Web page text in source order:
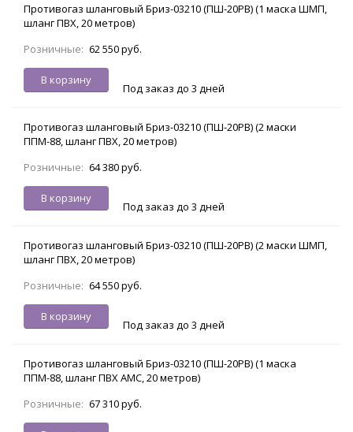
Противогаз шланговый Бриз-03210 (ПШ-20РВ) (1 маска ШМП,
шланг ПВХ, 20 метров)
Розничные: 62 550 руб.
В корзину
Под заказ до 3 дней
Противогаз шланговый Бриз-03210 (ПШ-20РВ) (2 маски
ППМ-88, шланг ПВХ, 20 метров)
Розничные: 64 380 руб.
В корзину
Под заказ до 3 дней
Противогаз шланговый Бриз-03210 (ПШ-20РВ) (2 маски ШМП,
шланг ПВХ, 20 метров)
Розничные: 64 550 руб.
В корзину
Под заказ до 3 дней
Противогаз шланговый Бриз-03210 (ПШ-20РВ) (1 маска
ППМ-88, шланг ПВХ АМС, 20 метров)
Розничные: 67 310 руб.